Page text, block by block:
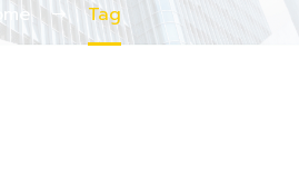
Tag